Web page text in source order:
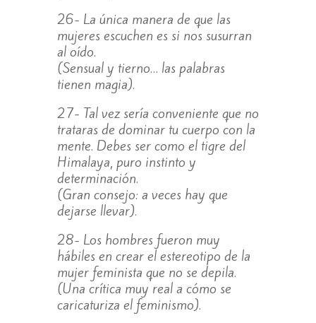
26- La única manera de que las
mujeres escuchen es si nos susurran
al oído.
(Sensual y tierno… las palabras
tienen magia).
27- Tal vez sería conveniente que no
trataras de dominar tu cuerpo con la
mente. Debes ser como el tigre del
Himalaya, puro instinto y
determinación.
(Gran consejo: a veces hay que
dejarse llevar).
28- Los hombres fueron muy
hábiles en crear el estereotipo de la
mujer feminista que no se depila.
(Una crítica muy real a cómo se
caricaturiza el feminismo).